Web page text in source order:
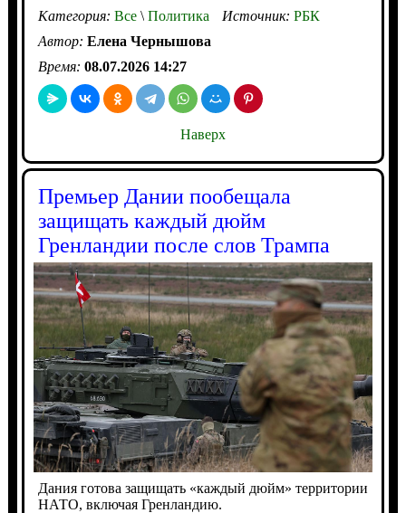
Категория: Все\Политика Источник: РБК
Автор: Елена Чернышова
Время: 08.07.2026 14:27
Наверх
Премьер Дании пообещала
защищать каждый дюйм
Гренландии после слов Трампа
Дания готова защищать «каждый дюйм» территории
НАТО, включая Гренландию.